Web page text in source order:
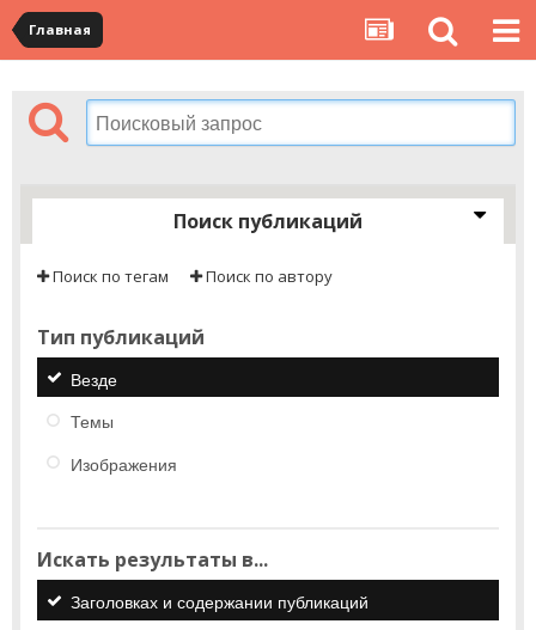
Главная
Поиск публикаций
Поиск по тегам Поиск по автору
Тип публикаций
Везде
Темы
Изображения
Искать результаты в...
Заголовках и содержании публикаций